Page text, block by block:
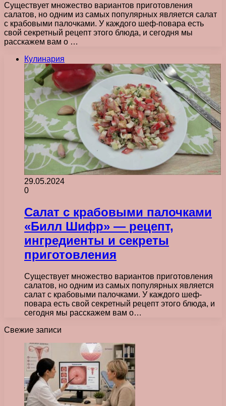
Существует множество вариантов приготовления
салатов, но одним из самых популярных является салат
с крабовыми палочками. У каждого шеф-повара есть
свой секретный рецепт этого блюда, и сегодня мы
расскажем вам о …
Кулинария
29.05.2024
0
Салат с крабовыми палочками
«Билл Шифр» — рецепт,
ингредиенты и секреты
приготовления
Существует множество вариантов приготовления
салатов, но одним из самых популярных является
салат с крабовыми палочками. У каждого шеф-
повара есть свой секретный рецепт этого блюда, и
сегодня мы расскажем вам о…
Свежие записи